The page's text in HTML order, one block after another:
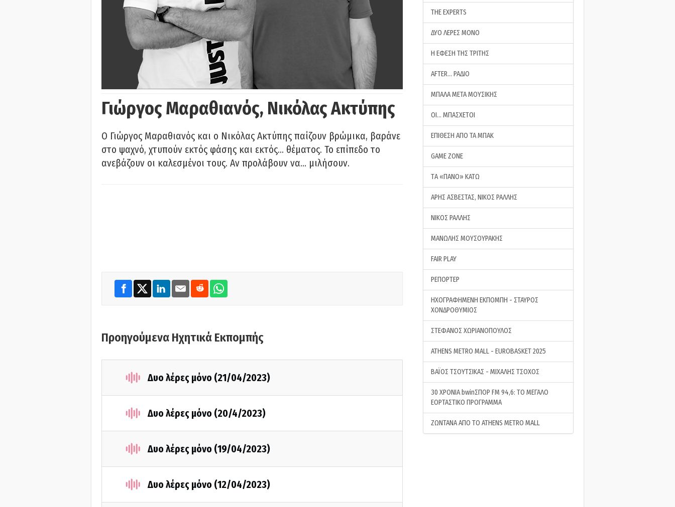
Γιώργος Μαραθιανός, Νικόλας Ακτύπης
Ο Γιώργος Μαραθιανός και ο Νικόλας Ακτύπης παίζουν βρώμικα, βαράνε
στο ψαχνό, χτυπούν εκτός φάσης και εκτός… θέματος. Το επίπεδο το
ανεβάζουν οι καλεσμένοι τους. Αν προλάβουν να… μιλήσουν.
Προηγούμενα Ηχητικά Εκπομπής
Δυο λέρες μόνο (21/04/2023)
Δυο λέρες μόνο (20/4/2023)
Δυο λέρες μόνο (19/04/2023)
Δυο λέρες μόνο (12/04/2023)
THE EXPERTS
ΔΥΟ ΛΕΡΕΣ ΜΟΝΟ
Η ΕΦΕΣΗ ΤΗΣ ΤΡΙΤΗΣ
AFTER… ΡΑΔΙΟ
ΜΠΑΛΑ ΜΕΤΑ ΜΟΥΣΙΚΗΣ
ΟΙ… ΜΠΑΣΧΕΤΟΙ
ΕΠΙΘΕΣΗ ΑΠΟ ΤΑ ΜΠΑΚ
GAME ZONE
ΤA «ΠΑΝΟ» ΚΑΤΩ
ΑΡΗΣ ΑΣΒΕΣΤΑΣ, ΝΙΚΟΣ ΡΑΛΛΗΣ
ΝΙΚΟΣ ΡΑΛΛΗΣ
ΜΑΝΩΛΗΣ ΜΟΥΣΟΥΡΑΚΗΣ
FAIR PLAY
ΡΕΠΟΡΤΕΡ
ΗΧΟΓΡΑΦΗΜΕΝΗ ΕΚΠΟΜΠΗ - ΣΤΑΥΡΟΣ
ΧΟΝΔΡΟΘΥΜΙΟΣ
ΣΤΕΦΑΝΟΣ ΧΩΡΙΑΝΟΠΟΥΛΟΣ
ATHENS METRO MALL - EUROBASKET 2025
ΒΑΪΟΣ ΤΣΟΥΤΣΙΚΑΣ - ΜΙΧΑΛΗΣ ΤΣΟΧΟΣ
30 ΧΡΟΝΙΑ bwinΣΠΟΡ FM 94,6: ΤΟ ΜΕΓΑΛΟ
ΕΟΡΤΑΣΤΙΚΟ ΠΡΟΓΡΑΜΜΑ
ΖΩΝΤΑΝΑ ΑΠΟ ΤΟ ATHENS METRO MALL